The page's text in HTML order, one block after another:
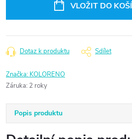
VLOŽIT DO
Dotaz k produktu Sdílet
Značka: KOLORENO
Záruka: 2 roky
Popis produktu